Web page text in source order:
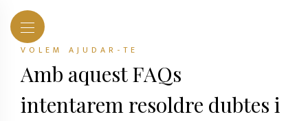
VOLEM AJUDAR-TE
Amb aquest FAQs
intentarem resoldre dubtes i